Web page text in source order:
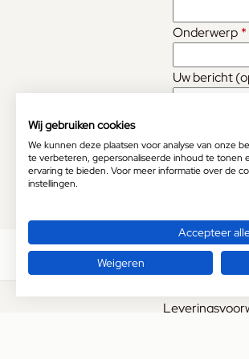
Onderwerp *
Uw bericht
Wij gebruiken cookies
We kunnen deze plaatsen voor analyse van onze
te verbeteren, gepersonaliseerde inhoud te tonen
ervaring te bieden. Voor meer informatie over de
instellingen.
Accepteer
Weigeren